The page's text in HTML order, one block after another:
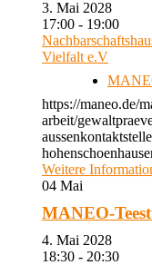
3. Mai 2028
17:00 - 19:00
Vielfalt e.V
https://maneo.de/
arbeit/
Weitere
04 Mai
MANEO-
4. Mai 2028
18:30 - 20:30